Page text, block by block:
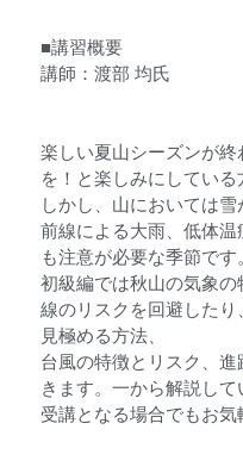
■講習概要
講師：渡部 均氏
楽しい夏山シーズンが
を！と楽しみにしている
しかし、山においては
前線による大雨、低体
も注意が必要な季節です。
初級編では秋山の気象
線のリスクを回避した
見極める方法、
台風の特徴とリスク、
きます。一から解説し
受講となる場合でもお気